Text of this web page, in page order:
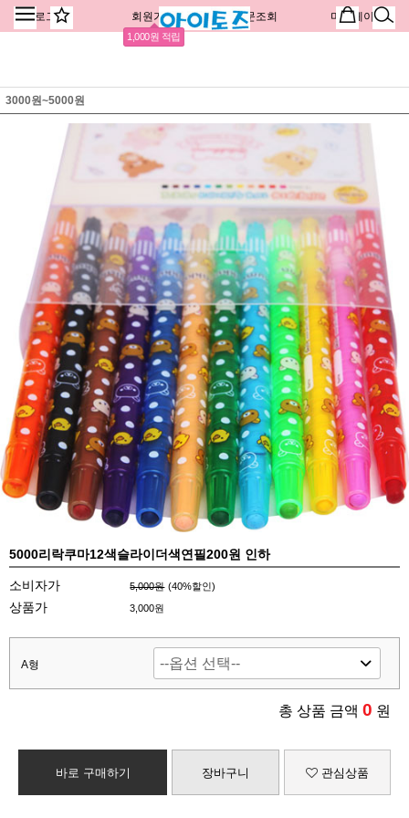
로그인 회원가입
1,000원 적립
주문조회 마이페이지
3000원~5000원
5000리락쿠마12색슬라이더색연필200원 인하
소비자가 5,000원 (40%할인)
상품가 3,000원
A형
총 상품 금액 0 원
바로 구매하기 장바구니 관심상품